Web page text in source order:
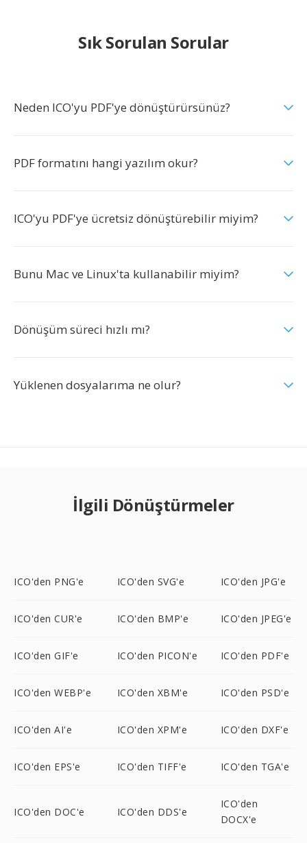
Sık Sorulan Sorular
Neden ICO'yu PDF'ye dönüştürürsünüz?
PDF formatını hangi yazılım okur?
ICO'yu PDF'ye ücretsiz dönüştürebilir miyim?
Bunu Mac ve Linux'ta kullanabilir miyim?
Dönüşüm süreci hızlı mı?
Yüklenen dosyalarıma ne olur?
İlgili Dönüştürmeler
ICO'den PNG'e ICO'den SVG'e ICO'den JPG'e
ICO'den CUR'e ICO'den BMP'e ICO'den JPEG'e
ICO'den GIF'e ICO'den PICON'e ICO'den PDF'e
ICO'den WEBP'e ICO'den XBM'e ICO'den PSD'e
ICO'den AI'e ICO'den XPM'e ICO'den DXF'e
ICO'den EPS'e ICO'den TIFF'e ICO'den TGA'e
ICO'den DOC'e ICO'den DDS'e
ICO'den
DOCX'e